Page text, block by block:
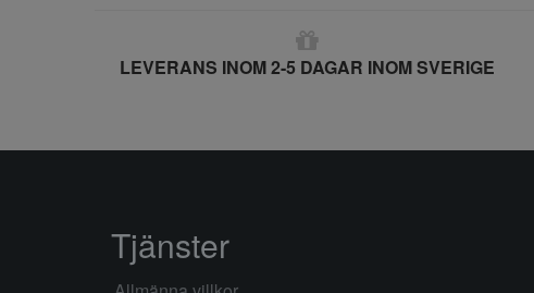
LEVERANS INOM 2-5 DAGAR INOM SVERIGE
Tjänster